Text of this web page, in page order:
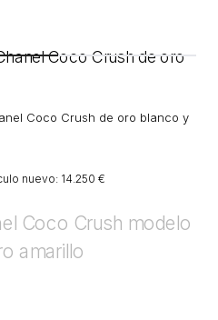
Coco Crush de oro blanco y
nuevo: 14.250 €